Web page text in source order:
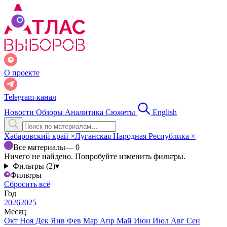
О проекте
Telegram-канал
Новости Обзоры Аналитика Сюжеты English
Хабаровский край ×Луганская Народная Республика ×
Все материалы— 0
Ничего не найдено. Попробуйте изменить фильтры.
Фильтры (2)▾
Фильтры
Сбросить всё
Год
20262025
Месяц
Окт Ноя Дек Янв Фев Мар Апр Май Июн Июл Авг Сен